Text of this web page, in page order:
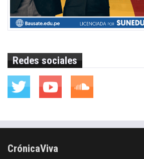
Redes sociales
CrónicaViva